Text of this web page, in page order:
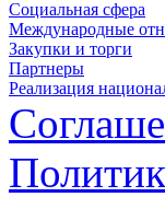
Социальная сфера
Международные
Закупки и торги
Партнеры
Реализация